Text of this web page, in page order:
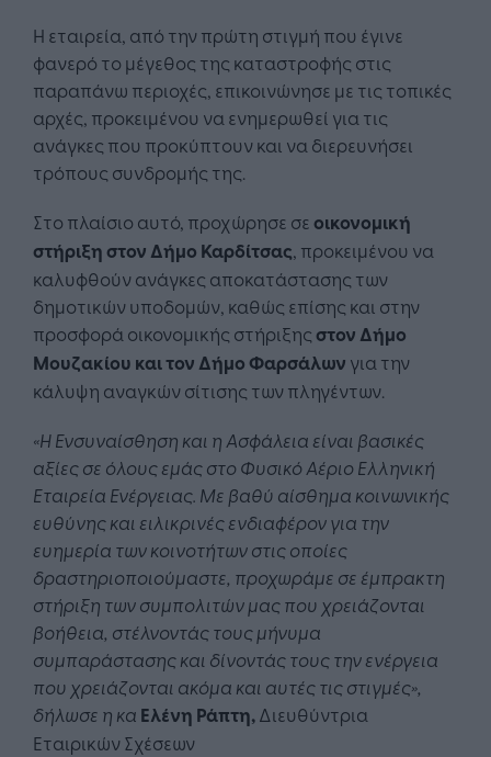
Η εταιρεία, από την πρώτη στιγμή που έγινε
φανερό το μέγεθος της καταστροφής στις
παραπάνω περιοχές, επικοινώνησε με τις τοπικές
αρχές, προκειμένου να ενημερωθεί για τις
ανάγκες που προκύπτουν και να διερευνήσει
τρόπους συνδρομής της.
Στο πλαίσιο αυτό, προχώρησε σεοικονομική
στήριξηστον Δήμο Καρδίτσας, προκειμένου να
καλυφθούν ανάγκες αποκατάστασης των
δημοτικών υποδομών, καθώς επίσης και στην
προσφορά οικονομικής στήριξηςστον Δήμο
Μουζακίου και τον Δήμο Φαρσάλων για την
κάλυψη αναγκών σίτισης των πληγέντων.
«Η Ενσυναίσθηση και η Ασφάλεια είναι βασικές
αξίες σε όλους εμάς στο Φυσικό Αέριο Ελληνική
Εταιρεία Ενέργειας. Με βαθύ αίσθημα κοινωνικής
ευθύνης και ειλικρινές ενδιαφέρον για την
ευημερία των κοινοτήτων στις οποίες
δραστηριοποιούμαστε, προχωράμε σε έμπρακτη
στήριξη των συμπολιτών μας που χρειάζονται
βοήθεια, στέλνοντάς τους μήνυμα
συμπαράστασης και δίνοντάς τους την ενέργεια
που χρειάζονται ακόμα και αυτές τις στιγμές»,
δήλωσε η κα Ελένη Ράπτη,Διευθύντρια
Εταιρικών Σχέσεων